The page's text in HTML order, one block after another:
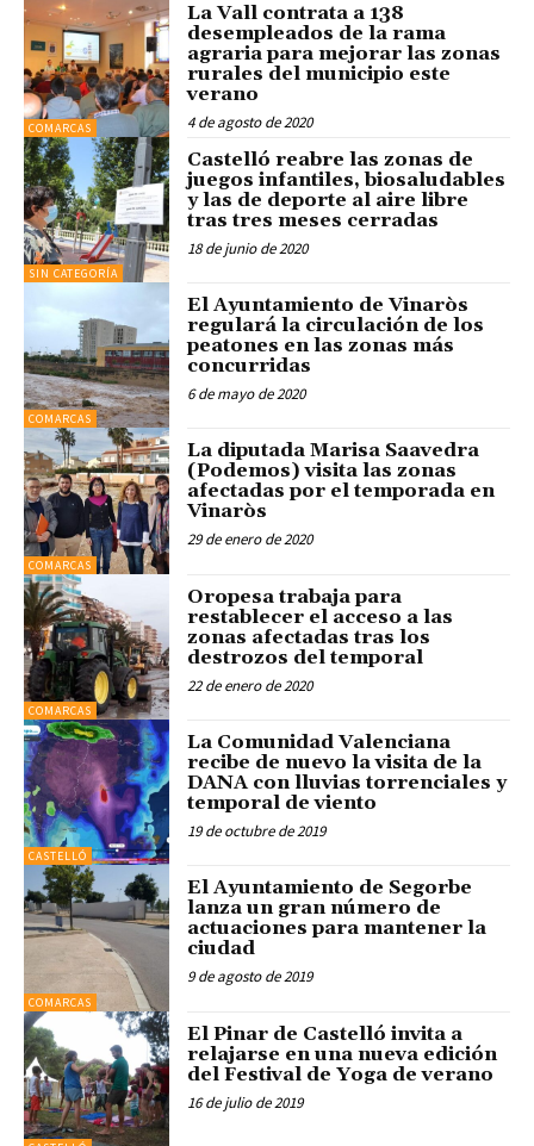
COMARCAS
La Vall contrata a 138
desempleados de la rama
agraria para mejorar las zonas
rurales del municipio este
verano
4 de agosto de 2020
SIN CATEGORÍA
Castelló reabre las zonas de
juegos infantiles, biosaludables
y las de deporte al aire libre
tras tres meses cerradas
18 de junio de 2020
COMARCAS
El Ayuntamiento de Vinaròs
regulará la circulación de los
peatones en las zonas más
concurridas
6 de mayo de 2020
COMARCAS
La diputada Marisa Saavedra
(Podemos) visita las zonas
afectadas por el temporada en
Vinaròs
29 de enero de 2020
COMARCAS
Oropesa trabaja para
restablecer el acceso a las
zonas afectadas tras los
destrozos del temporal
22 de enero de 2020
CASTELLÓ
La Comunidad Valenciana
recibe de nuevo la visita de la
DANA con lluvias torrenciales y
temporal de viento
19 de octubre de 2019
COMARCAS
El Ayuntamiento de Segorbe
lanza un gran número de
actuaciones para mantener la
ciudad
9 de agosto de 2019
El Pinar de Castelló invita a
relajarse en una nueva edición
del Festival de Yoga de verano
16 de julio de 2019